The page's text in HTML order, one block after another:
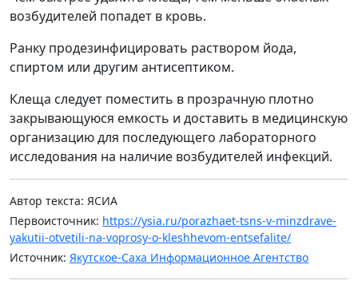
возбудителей попадет в кровь.
Ранку продезинфицировать раствором йода,
спиртом или другим антисептиком.
Клеща следует поместить в прозрачную плотно
закрывающуюся емкость и доставить в медицинскую
организацию для последующего лабораторного
исследования на наличие возбудителей инфекций.
Автор текста: ЯСИА
Первоисточник: https://ysia.ru/porazhaet-tsns-v-minzdrave-
yakutii-otvetili-na-voprosy-o-kleshhevom-entsefalite/
Источник: Якутское-Саха Информационное Агентство